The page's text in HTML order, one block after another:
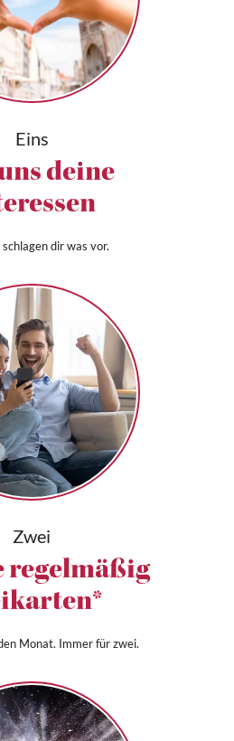
Eins
deine
dir was vor.
Zwei
regelmäßig
Monat. Immer für zwei.